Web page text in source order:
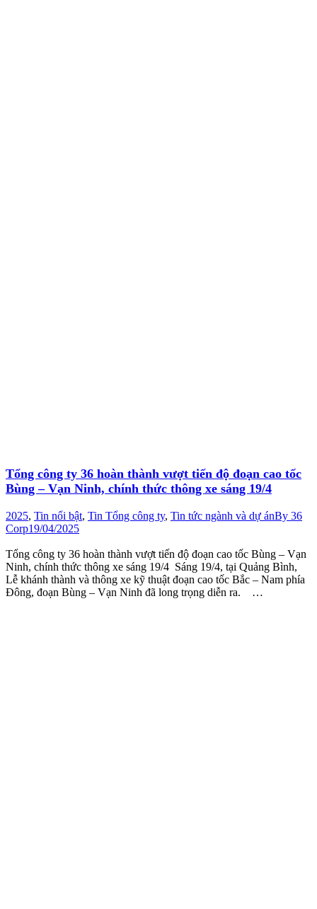
Tổng công ty 36 hoàn thành vượt tiến độ đoạn cao tốc
Bùng – Vạn Ninh, chính thức thông xe sáng 19/4
2025, Tin nổi bật, Tin Tổng công ty, Tin tức ngành và dự ánBy 36
Corp19/04/2025
Tổng công ty 36 hoàn thành vượt tiến độ đoạn cao tốc Bùng – Vạn
Ninh, chính thức thông xe sáng 19/4 Sáng 19/4, tại Quảng Bình,
Lễ khánh thành và thông xe kỹ thuật đoạn cao tốc Bắc – Nam phía
Đông, đoạn Bùng – Vạn Ninh đã long trọng diễn ra. …